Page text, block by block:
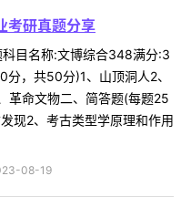
考研真题分享
目名称:文博综合348满分:3
，共50分)1、山顶洞人2、
革命文物二、简答题(每题25
现2、考古类型学原理和作用
08-19